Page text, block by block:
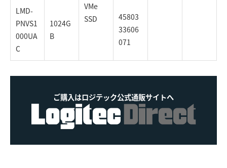
VMe
SSD
LMD-
PNVS1
000UA
C
1024G
B
45803
33606
071
ご購入はロジテック公式通販サイトへ